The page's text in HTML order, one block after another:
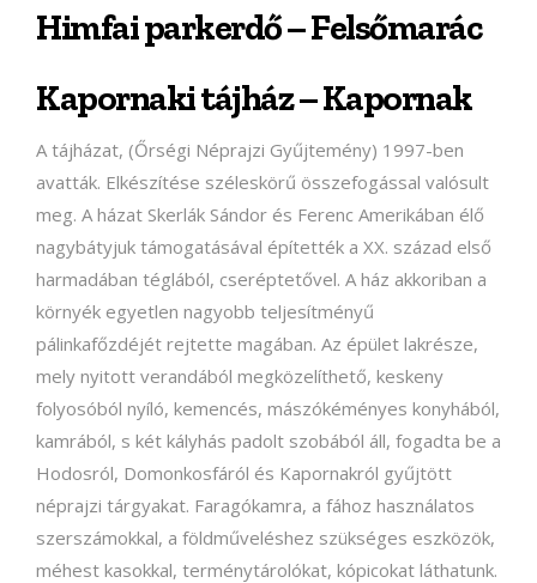
Himfai parkerdő – Felsőmarác
Kapornaki tájház – Kapornak
A tájházat, (Őrségi Néprajzi Gyűjtemény) 1997-ben
avatták. Elkészítése széleskörű összefogással valósult
meg. A házat Skerlák Sándor és Ferenc Amerikában élő
nagybátyjuk támogatásával építették a XX. század első
harmadában téglából, cseréptetővel. A ház akkoriban a
környék egyetlen nagyobb teljesítményű
pálinkafőzdéjét rejtette magában. Az épület lakrésze,
mely nyitott verandából megközelíthető, keskeny
folyosóból nyíló, kemencés, mászókéményes konyhából,
kamrából, s két kályhás padolt szobából áll, fogadta be a
Hodosról, Domonkosfáról és Kapornakról gyűjtött
néprajzi tárgyakat. Faragókamra, a fához használatos
szerszámokkal, a földműveléshez szükséges eszközök,
méhest kasokkal, terménytárolókat, kópicokat láthatunk.